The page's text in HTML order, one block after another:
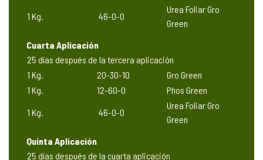
1 Kg.
46-0-0
Urea Foliar Gro
Green
Cuarta Aplicación
25 días después de la tercera aplicación
1 Kg.
20-30-10
Gro Green
1 Kg.
12-60-0
Phos Green
1 Kg.
46-0-0
Urea Foliar Gro
Green
Quinta Aplicación
25 días después de la cuarta aplicación